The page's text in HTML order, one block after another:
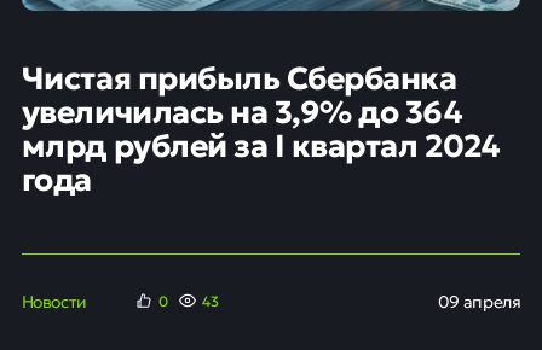
Чистая прибыль Сбербанка
увеличилась на 3,9% до 364
млрд рублей за I квартал 2024
года
Новости 0 43 09 апреля